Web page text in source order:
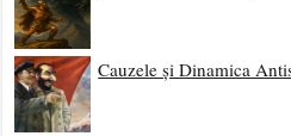
Cauzele și Dinamica